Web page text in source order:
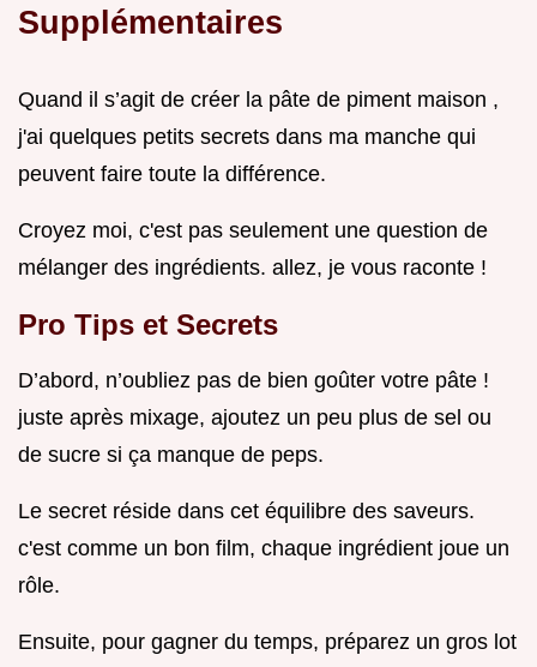
Supplémentaires
Quand il s’agit de créer la pâte de piment maison ,
j'ai quelques petits secrets dans ma manche qui
peuvent faire toute la différence.
Croyez moi, c'est pas seulement une question de
mélanger des ingrédients. allez, je vous raconte !
Pro Tips et Secrets
D’abord, n’oubliez pas de bien goûter votre pâte !
juste après mixage, ajoutez un peu plus de sel ou
de sucre si ça manque de peps.
Le secret réside dans cet équilibre des saveurs.
c'est comme un bon film, chaque ingrédient joue un
rôle.
Ensuite, pour gagner du temps, préparez un gros lot